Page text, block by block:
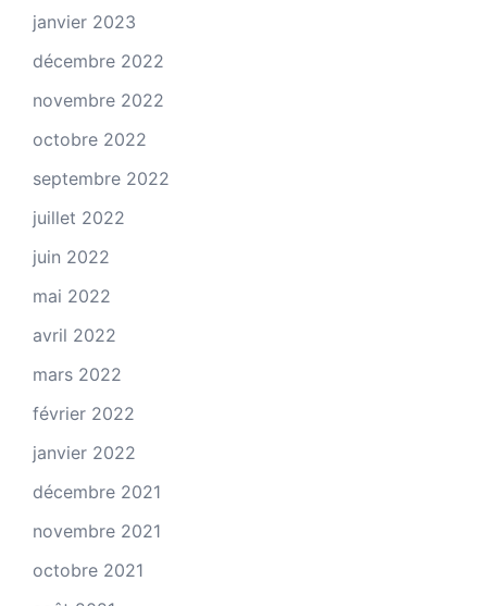
janvier 2023
décembre 2022
novembre 2022
octobre 2022
septembre 2022
juillet 2022
juin 2022
mai 2022
avril 2022
mars 2022
février 2022
janvier 2022
décembre 2021
novembre 2021
octobre 2021